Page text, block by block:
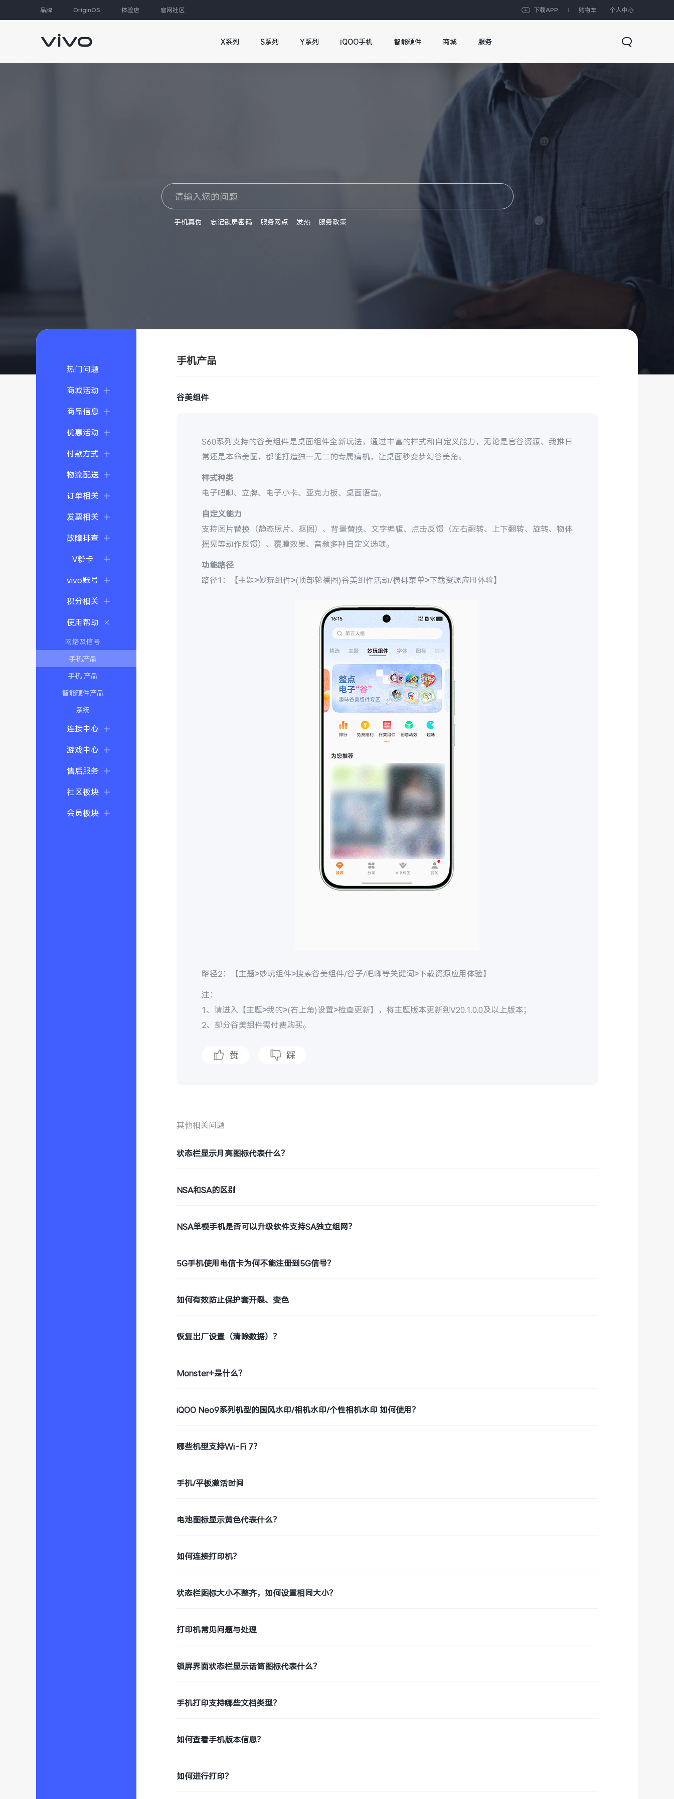
品牌 OriginOS 体验店 官网社区 下载APP 购物车 个人中心
X系列 S系列 Y系列 iQOO手机 智能硬件 商城 服务
手机真伪 忘记锁屏密码 服务网点 发热 服务政策
热门问题
商城活动
商品信息
优惠活动
付款方式
物流配送
订单相关
发票相关
故障排查
V粉卡
vivo账号
积分相关
使用帮助
网络及信号
手机产品
手机 产品
智能硬件产品
系统
连接中心
游戏中心
售后服务
社区板块
会员板块
手机产品
谷美组件
S60系列支持的谷美组件是桌面组件全新玩法，通过丰富的样式和自定义能力，无论是官谷资源、我推日
常还是本命美图，都能打造独一无二的专属痛机，让桌面秒变梦幻谷美角。
样式种类
电子吧唧、立牌、电子小卡、亚克力板、桌面语音。
自定义能力
支持图片替换（静态照片、抠图）、背景替换、文字编辑、点击反馈（左右翻转、上下翻转、旋转、物体
摇晃等动作反馈）、覆膜效果、音频多种自定义选项。
功能路径
路径1：【主题>妙玩组件>(顶部轮播图)谷美组件活动/横排菜单>下载资源应用体验】
路径2：【主题>妙玩组件>搜索谷美组件/谷子/吧唧等关键词>下载资源应用体验】
注：
1、请进入【主题>我的>(右上角)设置>检查更新】，将主题版本更新到V20.1.0.0及以上版本；
2、部分谷美组件需付费购买。
赞 踩
其他相关问题
状态栏显示月亮图标代表什么？
NSA和SA的区别
NSA单模手机是否可以升级软件支持SA独立组网？
5G手机使用电信卡为何不能注册到5G信号？
如何有效防止保护套开裂、变色
恢复出厂设置（清除数据）？
Monster+是什么？
iQOO Neo9系列机型的国风水印/相机水印/个性相机水印 如何使用？
哪些机型支持Wi-Fi 7？
手机/平板激活时间
电池图标显示黄色代表什么？
如何连接打印机？
状态栏图标大小不整齐，如何设置相同大小？
打印机常见问题与处理
锁屏界面状态栏显示话筒图标代表什么？
手机打印支持哪些文档类型？
如何查看手机版本信息？
如何进行打印？